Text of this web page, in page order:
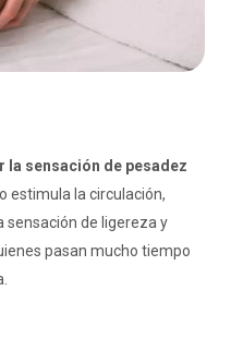
la sensación de pesadez
estimula la circulación,
sensación de ligereza y
pasan mucho tiempo